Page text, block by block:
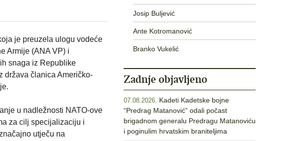
je preuzela ulogu vodeće
Armije (ANA VP) i
snaga iz Republike
država članica Američko-
u nadležnosti NATO-ove
za cilj specijalizaciju i
utječu na
Josip Buljević
Ante Kotromanović
Branko Vukelić
Zadnje objavljeno
07.08.2026. Kadeti Kadetske bojne
“Predrag Matanović” odali počast
brigadnom generalu Predragu Matanoviću
i poginulim hrvatskim braniteljima